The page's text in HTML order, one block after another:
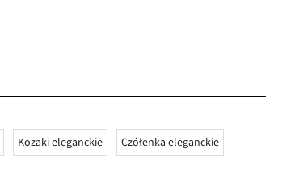
Kozaki eleganckie Czółenka eleganckie